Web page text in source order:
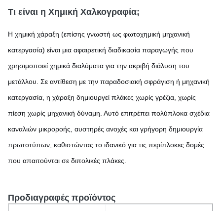
Τι είναι η Χημική Χαλκογραφία;
Η χημική χάραξη (επίσης γνωστή ως φωτοχημική μηχανική
κατεργασία) είναι μια αφαιρετική διαδικασία παραγωγής που
χρησιμοποιεί χημικά διαλύματα για την ακριβή διάλυση του
μετάλλου. Σε αντίθεση με την παραδοσιακή σφράγιση ή μηχανική
κατεργασία, η χάραξη δημιουργεί πλάκες χωρίς γρέζια, χωρίς
πίεση χωρίς μηχανική δύναμη. Αυτό επιτρέπει πολύπλοκα σχέδια
καναλιών μικροροής, αυστηρές ανοχές και γρήγορη δημιουργία
πρωτοτύπων, καθιστώντας το ιδανικό για τις περίπλοκες δομές
που απαιτούνται σε διπολικές πλάκες.
Προδιαγραφές προϊόντος